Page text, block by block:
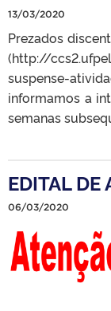
13/03/2020
Prezados
(http://
suspense-
informamos a
semanas
EDITAL
06/03/2020